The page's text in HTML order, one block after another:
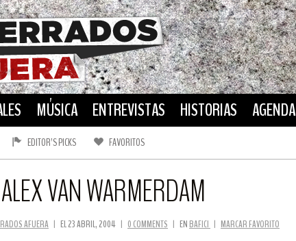
MÚSICA ENTREVISTAS HISTORIAS AGENDA
EDITOR’S PICKS FAVORITOS
VAN WARMERDAM
AFUERA | EL 23 ABRIL, 2004 | 0 COMMENTS | EN BAFICI | MARCAR FAVORITO